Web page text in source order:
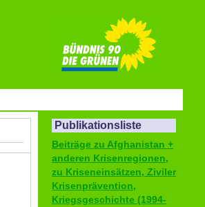
Publikationsliste
Beiträge zu Afghanistan +
anderen Krisenregionen,
zu Kriseneinsätzen, Ziviler
Krisenprävention,
Kriegsgeschichte (1994-